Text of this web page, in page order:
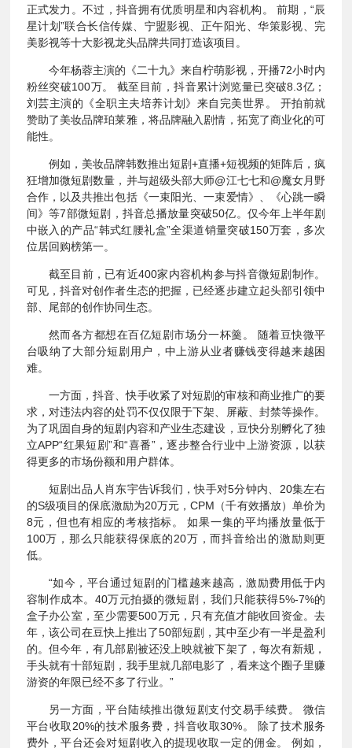
正式发力。不过，抖音拥有优质明星和内容机构。 前期，“辰
星计划”联合长信传媒、宁盟影视、正午阳光、华策影视、完
美影视等十大影视龙头品牌共同打造该项目。
今年杨蓉主演的《二十九》来自柠萌影视，开播72小时内
粉丝突破100万。 截至目前，抖音累计浏览量已突破8.3亿；
刘芸主演的《全职主夫培养计划》来自完美世界。 开拍前就
赞助了美妆品牌珀莱雅，将品牌融入剧情，拓宽了商业化的可
能性。
例如，美妆品牌韩数推出短剧+直播+短视频的矩阵后，疯
狂增加微短剧数量，并与超级头部大师@江七七和@魔女月野
合作，以及共推出包括《一束阳光、一束爱情》、《心跳一瞬
间》等7部微短剧，抖音总播放量突破50亿。仅今年上半年剧
中嵌入的产品“韩式红腰礼盒”全渠道销量突破150万套，多次
位居回购榜第一。
截至目前，已有近400家内容机构参与抖音微短剧制作。
可见，抖音对创作者生态的把握，已经逐步建立起头部引领中
部、尾部的创作协同生态。
然而各方都想在百亿短剧市场分一杯羹。 随着豆快微平
台吸纳了大部分短剧用户，中上游从业者赚钱变得越来越困
难。
一方面，抖音、快手收紧了对短剧的审核和商业推广的要
求，对违法内容的处罚不仅仅限于下架、屏蔽、封禁等操作。
为了巩固自身的短剧内容和产业生态建设，豆快分别孵化了独
立APP“红果短剧”和“喜番”，逐步整合行业中上游资源，以获
得更多的市场份额和用户群体。
短剧出品人肖东宇告诉我们，快手对5分钟内、20集左右
的S级项目的保底激励为20万元，CPM（千有效播放）单价为
8元，但也有相应的考核指标。 如果一集的平均播放量低于
100万，那么只能获得保底的20万，而抖音给出的激励则更
低。
“如今，平台通过短剧的门槛越来越高，激励费用低于内
容制作成本。40万元拍摄的微短剧，我们只能获得5%-7%的
盒子办公室，至少需要500万元，只有充值才能收回资金。去
年，该公司在豆快上推出了50部短剧，其中至少有一半是盈利
的。但今年，有几部剧被还没上映就被下架了，每次有新规，
手头就有十部短剧，我手里就几部电影了，看来这个圈子里赚
游资的年限已经不多了行业。”
另一方面，平台陆续推出微短剧支付交易手续费。 微信
平台收取20%的技术服务费，抖音收取30%。 除了技术服务
费外，平台还会对短剧收入的提现收取一定的佣金。 例如，